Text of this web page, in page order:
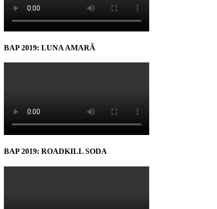
BAP 2019: LUNA AMARĂ
BAP 2019: ROADKILL SODA